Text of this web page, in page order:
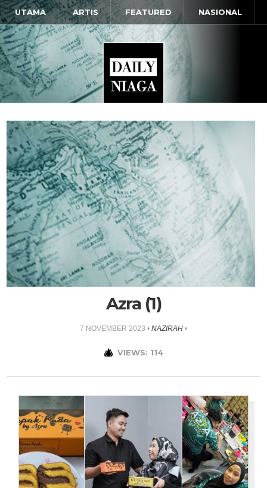
UTAMA ARTIS FEATURED NASIONAL
Azra (1)
7 NOVEMBER 2023 • NAZIRAH •
VIEWS: 114